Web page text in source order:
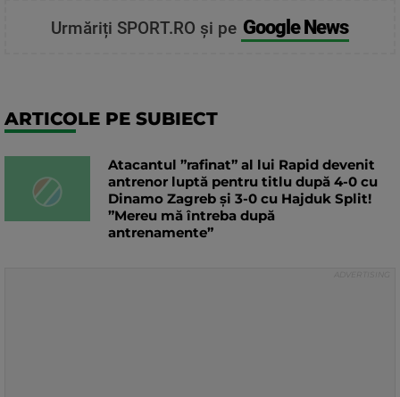
Urmăriți SPORT.RO și pe Google News
ARTICOLE PE SUBIECT
Atacantul ”rafinat” al lui Rapid devenit
antrenor luptă pentru titlu după 4-0 cu
Dinamo Zagreb și 3-0 cu Hajduk Split!
”Mereu mă întreba după
antrenamente”